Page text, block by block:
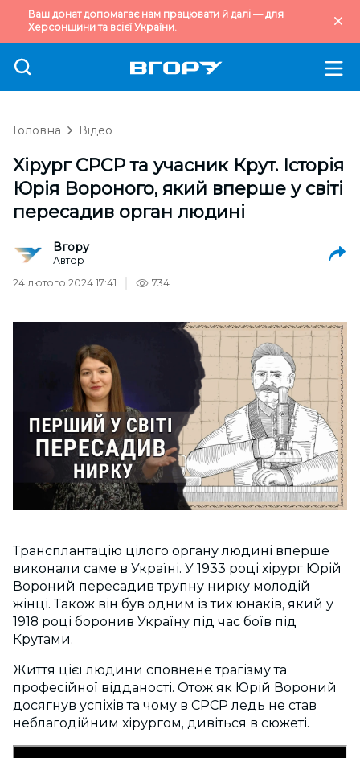
Ваш донат допомагає нам працювати й далі — для
Херсонщини та всієї України.
Головна Відео
Хірург СРСР та учасник Крут. Історія
Юрія Вороного, який вперше у світі
пересадив орган людині
Вгору
Автор
24 лютого 2024 17:41
734
Трансплантацію цілого органу людині вперше
виконали саме в Україні. У 1933 році хірург Юрій
Вороний пересадив трупну нирку молодій
жінці. Також він був одним із тих юнаків, який у
1918 році боронив Україну під час боїв під
Крутами.
Життя цієї людини сповнене трагізму та
професійної відданості. Отож як Юрій Вороний
досягнув успіхів та чому в СРСР ледь не став
неблагодійним хірургом, дивіться в сюжеті.